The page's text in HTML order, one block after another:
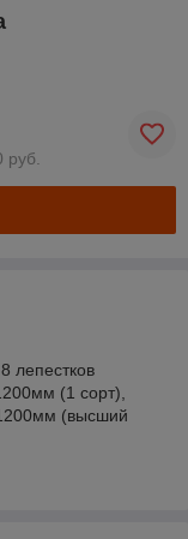
лепестков
(1 сорт),
(высший